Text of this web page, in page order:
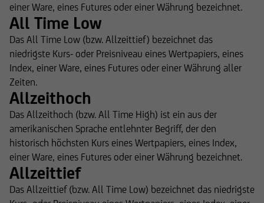
einer Ware, eines Futures oder einer Währung bezeichnet.
All Time Low
Das All Time Low (bzw. Allzeittief) bezeichnet das
niedrigste Kurs- oder Preisniveau eines Wertpapiers, eines
Index, einer Ware, eines Futures oder einer Währung aller
Zeiten.
Allzeithoch
Das Allzeithoch (bzw. All Time High) ist ein aus der
amerikanischen Sprache entlehnter Begriff, der den
historisch höchsten Kurs eines Wertpapiers, eines Index,
einer Ware, eines Futures oder einer Währung bezeichnet.
Allzeittief
Das Allzeittief (bzw. All Time Low) bezeichnet das niedrigste